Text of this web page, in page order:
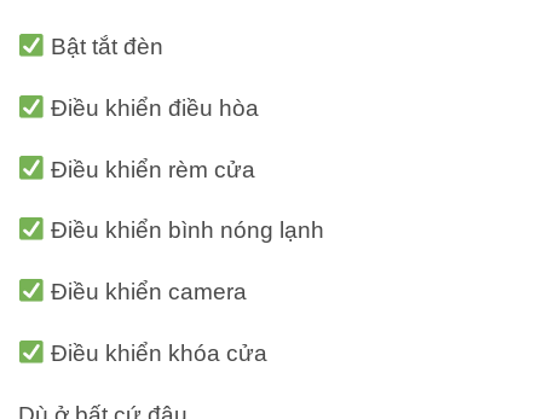
Bật tắt đèn
Điều khiển điều hòa
Điều khiển rèm cửa
Điều khiển bình nóng lạnh
Điều khiển camera
Điều khiển khóa cửa